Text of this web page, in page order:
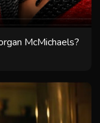
McMichaels?